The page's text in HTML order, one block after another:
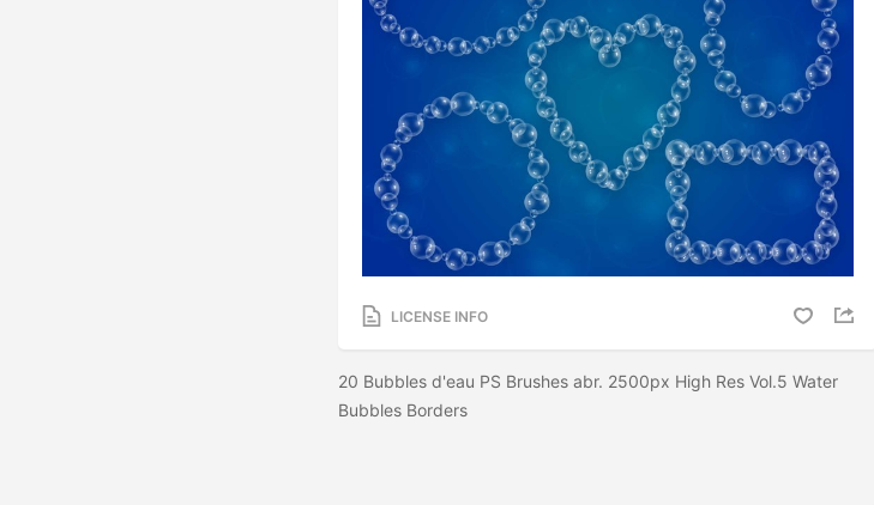
LICENSE INFO
20 Bubbles d'eau PS Brushes abr. 2500px High Res Vol.5 Water
Bubbles Borders